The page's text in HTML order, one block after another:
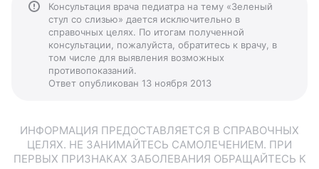
Консультация врача педиатра на тему «Зеленый
стул со слизью» дается исключительно в
справочных целях. По итогам полученной
консультации, пожалуйста, обратитесь к врачу, в
том числе для выявления возможных
противопоказаний.
Ответ опубликован 13 ноября 2013
ИНФОРМАЦИЯ ПРЕДОСТАВЛЯЕТСЯ В СПРАВОЧНЫХ
ЦЕЛЯХ. НЕ ЗАНИМАЙТЕСЬ САМОЛЕЧЕНИЕМ. ПРИ
ПЕРВЫХ ПРИЗНАКАХ ЗАБОЛЕВАНИЯ ОБРАЩАЙТЕСЬ К